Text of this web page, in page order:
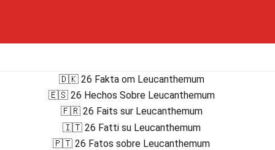
🇩🇰 26 Fakta om Leucanthemum
🇪🇸 26 Hechos Sobre Leucanthemum
🇫🇷 26 Faits sur Leucanthemum
🇮🇹 26 Fatti su Leucanthemum
🇵🇹 26 Fatos sobre Leucanthemum